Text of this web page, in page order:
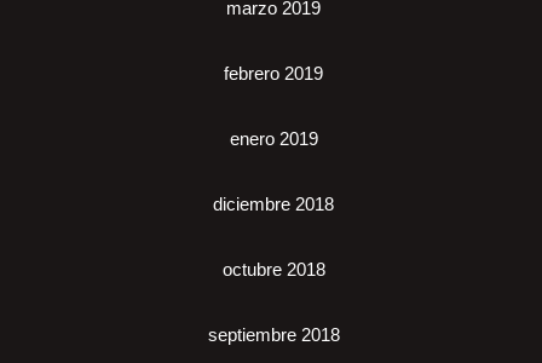
marzo 2019
febrero 2019
enero 2019
diciembre 2018
octubre 2018
septiembre 2018